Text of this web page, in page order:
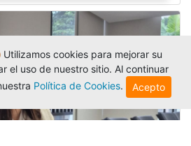
cookies para mejorar su
el uso de nuestro sitio. Al continuar
Política de Cookies. Acepto